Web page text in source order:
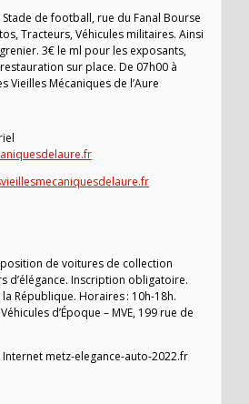
Stade de football, rue du Fanal Bourse
Tracteurs, Véhicules militaires. Ainsi
3€ le ml pour les exposants,
sur place. De 07h00 à
Vieilles Mécaniques de l’Aure
de voitures de collection
d’élégance. Inscription obligatoire.
République. Horaires : 10h-18h.
d’Époque – MVE, 199 rue de
metz-elegance-auto-2022.fr